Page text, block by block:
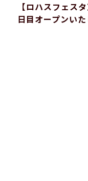
【ロハスフェス
日目オープンいた